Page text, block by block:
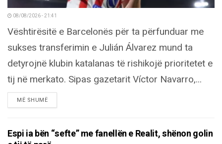
08/08/2026 - 21:41
Vështirësitë e Barcelonës për ta përfunduar me
sukses transferimin e Julián Álvarez mund ta
detyrojnë klubin katalanas të rishikojë prioritetet e
tij në merkato. Sipas gazetarit Víctor Navarro,...
MË SHUMËDETAILS
Espi ia bën “sefte” me fanellën e Realit, shënon golin